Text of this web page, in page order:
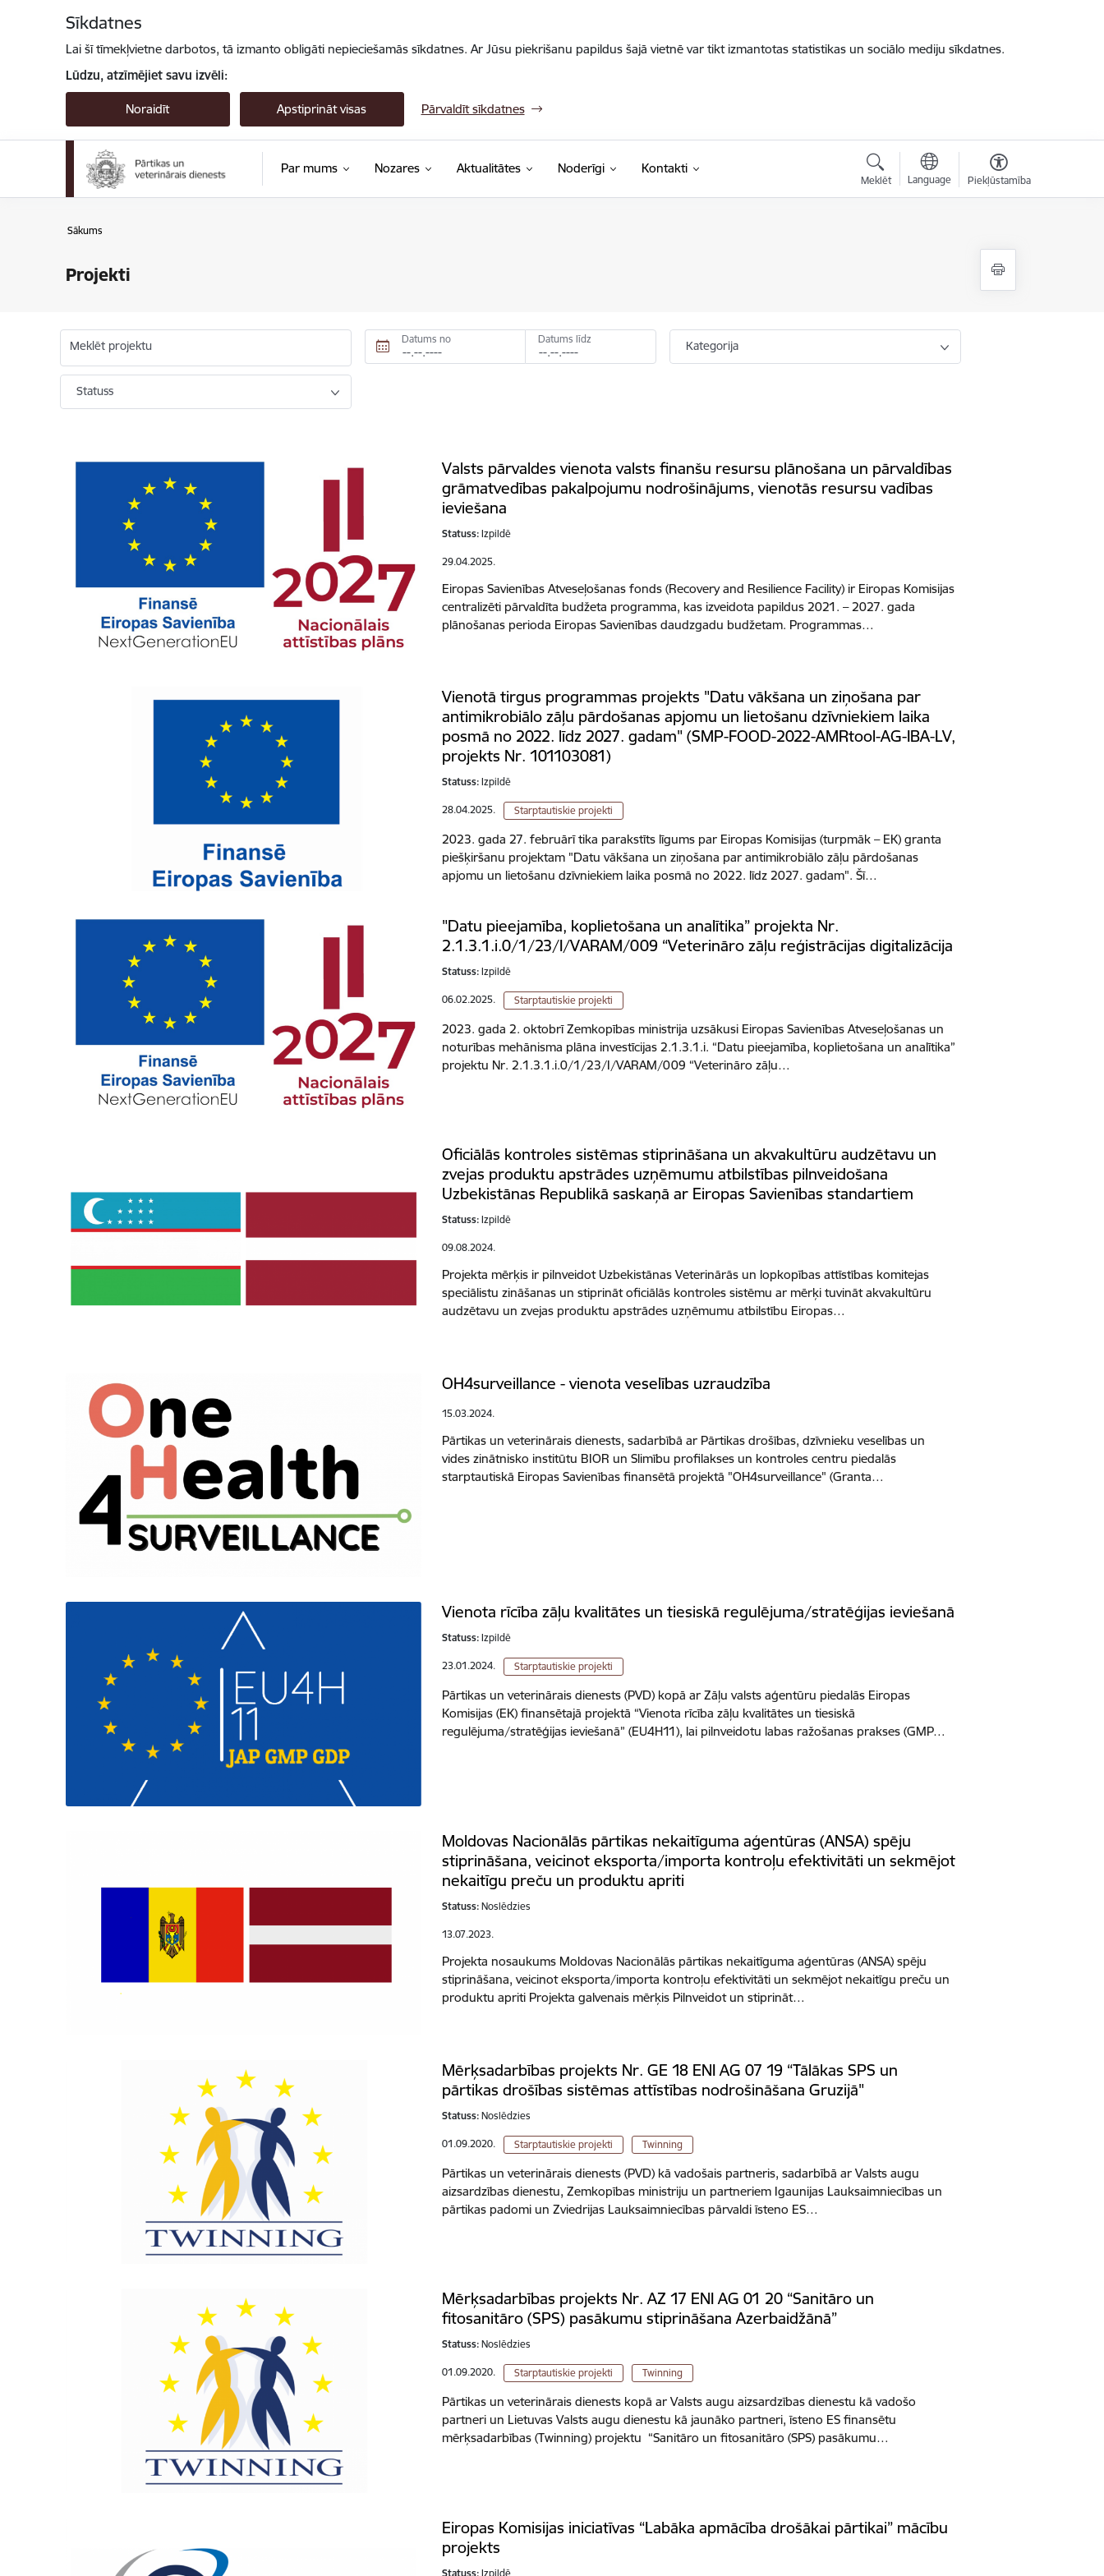
Sīkdatnes
Lai šī tīmekļvietne darbotos, tā izmanto obligāti nepieciešamās sīkdatnes. Ar Jūsu piekrišanu papildus šajā vietnē var tikt izmantotas statistikas un sociālo mediju sīkdatnes.
Lūdzu, atzīmējiet savu izvēli:
Noraidīt Apstiprināt visas Pārvaldīt sīkdatnes
Par mums Nozares Aktualitātes Noderīgi Kontakti
Meklēt Language Piekļūstamība
Sākums
Projekti
Meklēt projektu Datums no Datums līdz Kategorija
Statuss
Valsts pārvaldes vienota valsts finanšu resursu plānošana un pārvaldības
grāmatvedības pakalpojumu nodrošinājums, vienotās resursu vadības
ieviešana
Statuss: Izpildē
29.04.2025.
Eiropas Savienības Atveseļošanas fonds (Recovery and Resilience Facility) ir Eiropas Komisijas
centralizēti pārvaldīta budžeta programma, kas izveidota papildus 2021. – 2027. gada
plānošanas perioda Eiropas Savienības daudzgadu budžetam. Programmas…
Vienotā tirgus programmas projekts "Datu vākšana un ziņošana par
antimikrobiālo zāļu pārdošanas apjomu un lietošanu dzīvniekiem laika
posmā no 2022. līdz 2027. gadam" (SMP-FOOD-2022-AMRtool-AG-IBA-LV,
projekts Nr. 101103081)
Statuss: Izpildē
28.04.2025. Starptautiskie projekti
2023. gada 27. februārī tika parakstīts līgums par Eiropas Komisijas (turpmāk – EK) granta
piešķiršanu projektam "Datu vākšana un ziņošana par antimikrobiālo zāļu pārdošanas
apjomu un lietošanu dzīvniekiem laika posmā no 2022. līdz 2027. gadam". Šī…
"Datu pieejamība, koplietošana un analītika” projekta Nr.
2.1.3.1.i.0/1/23/I/VARAM/009 “Veterināro zāļu reģistrācijas digitalizācija
Statuss: Izpildē
06.02.2025. Starptautiskie projekti
2023. gada 2. oktobrī Zemkopības ministrija uzsākusi Eiropas Savienības Atveseļošanas un
noturības mehānisma plāna investīcijas 2.1.3.1.i. “Datu pieejamība, koplietošana un analītika”
projektu Nr. 2.1.3.1.i.0/1/23/I/VARAM/009 “Veterināro zāļu…
Oficiālās kontroles sistēmas stiprināšana un akvakultūru audzētavu un
zvejas produktu apstrādes uzņēmumu atbilstības pilnveidošana
Uzbekistānas Republikā saskaņā ar Eiropas Savienības standartiem
Statuss: Izpildē
09.08.2024.
Projekta mērķis ir pilnveidot Uzbekistānas Veterinārās un lopkopības attīstības komitejas
speciālistu zināšanas un stiprināt oficiālās kontroles sistēmu ar mērķi tuvināt akvakultūru
audzētavu un zvejas produktu apstrādes uzņēmumu atbilstību Eiropas…
OH4surveillance - vienota veselības uzraudzība
15.03.2024.
Pārtikas un veterinārais dienests, sadarbībā ar Pārtikas drošības, dzīvnieku veselības un
vides zinātnisko institūtu BIOR un Slimību profilakses un kontroles centru piedalās
starptautiskā Eiropas Savienības finansētā projektā "OH4surveillance" (Granta…
Vienota rīcība zāļu kvalitātes un tiesiskā regulējuma/stratēģijas ieviešanā
Statuss: Izpildē
23.01.2024. Starptautiskie projekti
Pārtikas un veterinārais dienests (PVD) kopā ar Zāļu valsts aģentūru piedalās Eiropas
Komisijas (EK) finansētajā projektā “Vienota rīcība zāļu kvalitātes un tiesiskā
regulējuma/stratēģijas ieviešanā” (EU4H11), lai pilnveidotu labas ražošanas prakses (GMP…
Moldovas Nacionālās pārtikas nekaitīguma aģentūras (ANSA) spēju
stiprināšana, veicinot eksporta/importa kontroļu efektivitāti un sekmējot
nekaitīgu preču un produktu apriti
Statuss: Noslēdzies
13.07.2023.
Projekta nosaukums Moldovas Nacionālās pārtikas nekaitīguma aģentūras (ANSA) spēju
stiprināšana, veicinot eksporta/importa kontroļu efektivitāti un sekmējot nekaitīgu preču un
produktu apriti Projekta galvenais mērķis Pilnveidot un stiprināt…
Mērķsadarbības projekts Nr. GE 18 ENI AG 07 19 “Tālākas SPS un
pārtikas drošības sistēmas attīstības nodrošināšana Gruzijā"
Statuss: Noslēdzies
01.09.2020. Starptautiskie projekti Twinning
Pārtikas un veterinārais dienests (PVD) kā vadošais partneris, sadarbībā ar Valsts augu
aizsardzības dienestu, Zemkopības ministriju un partneriem Igaunijas Lauksaimniecības un
pārtikas padomi un Zviedrijas Lauksaimniecības pārvaldi īsteno ES…
Mērķsadarbības projekts Nr. AZ 17 ENI AG 01 20 “Sanitāro un
fitosanitāro (SPS) pasākumu stiprināšana Azerbaidžānā”
Statuss: Noslēdzies
01.09.2020. Starptautiskie projekti Twinning
Pārtikas un veterinārais dienests kopā ar Valsts augu aizsardzības dienestu kā vadošo
partneri un Lietuvas Valsts augu dienestu kā jaunāko partneri, īsteno ES finansētu
mērķsadarbības (Twinning) projektu “Sanitāro un fitosanitāro (SPS) pasākumu…
Eiropas Komisijas iniciatīvas “Labāka apmācība drošākai pārtikai” mācību
projekts
Statuss: Izpildē